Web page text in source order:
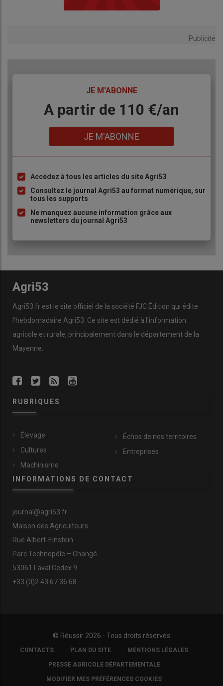
Publicité
JE M'ABONNE
BodyA partir de 110 €/an
JE M'ABONNE
Liste
à
puce
Accédez à tous les articles du site Agri53
Consultez le journal Agri53 au format numérique, sur
tous les supports
Ne manquez aucune information grâce aux
newsletters du journal Agri53
Agri53
Agri53.fr est le site officiel de la société FJC Édition qui édite
l’hebdomadaire Agri53. Ce site est dédié à l’information
agricole et rurale, principalement dans le département de la
Mayenne.
RUBRIQUES
Élevage
Cultures
Machinisme
Échos de nos territoires
Entreprises
INFORMATIONS DE CONTACT
journal@agri53.fr
Maison des Agriculteurs
Rue Albert-Einstein
Parc Technopôle – Changé
53061 Laval Cedex 9
+33 (0)2 43 67 36 68
© Réussir 2026 - Tous droits réservés
FOOTER
COPYRIGHT
CONTACTS PLAN DU SITE MENTIONS LÉGALES
PRESSE AGRICOLE DÉPARTEMENTALE
MODIFIER MES PRÉFÉRENCES COOKIES